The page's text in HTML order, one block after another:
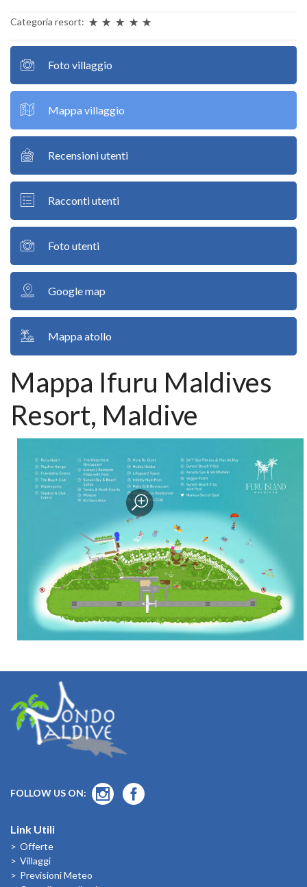
Categoria resort:
Foto villaggio
Mappa villaggio
Recensioni utenti
Racconti utenti
Foto utenti
Google map
Mappa atollo
Mappa Ifuru Maldives
Resort, Maldive
FOLLOW US ON:
Link Utili
Offerte
Villaggi
Previsioni Meteo